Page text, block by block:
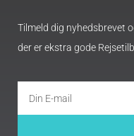
Tilmeld dig nyhedsbrevet
der er ekstra gode